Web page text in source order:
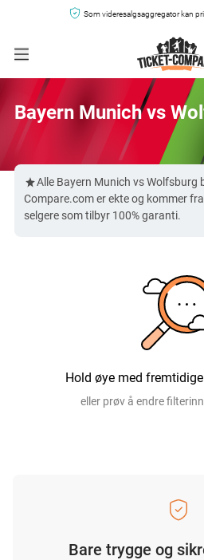
Som videresalgsaggregator kan
Bayern Munich vs
Alle Bayern Munich vs Wolfsburg
Compare.com er ekte og kommer
selgere som tilbyr 100% garanti.
Hold øye med
eller prøv å endre
Bare trygge og